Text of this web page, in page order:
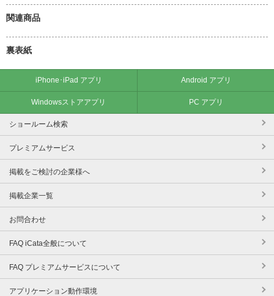
関連商品
裏表紙
iPhone･iPad アプリ Android アプリ
Windowsストアアプリ PC アプリ
ショールーム検索
プレミアムサービス
掲載をご検討の企業様へ
掲載企業一覧
お問合わせ
FAQ iCata全般について
FAQ プレミアムサービスについて
アプリケーション動作環境